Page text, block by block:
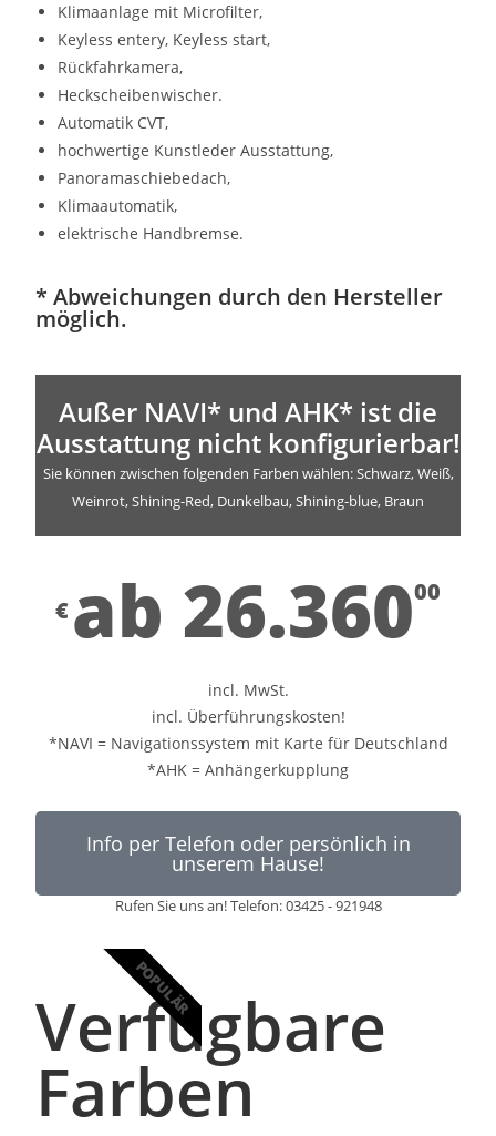
Klimaanlage mit Microfilter,
Keyless entery, Keyless start,
Rückfahrkamera,
Heckscheibenwischer.
Automatik CVT,
hochwertige Kunstleder Ausstattung,
Panoramaschiebedach,
Klimaautomatik,
elektrische Handbremse.
* Abweichungen durch den Hersteller
möglich.
Außer NAVI* und AHK* ist die
Ausstattung nicht konfigurierbar!
Sie können zwischen folgenden Farben wählen: Schwarz, Weiß,
Weinrot, Shining-Red, Dunkelbau, Shining-blue, Braun
€ab 26.36000
incl. MwSt.
incl. Überführungskosten!
*NAVI = Navigationssystem mit Karte für Deutschland
*AHK = Anhängerkupplung
Info per Telefon oder persönlich in
unserem Hause!
Rufen Sie uns an! Telefon: 03425 - 921948
POPULÄR
Verfügbare
Farben